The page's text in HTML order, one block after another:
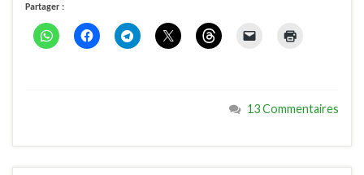
Partager :
13 Commentaires